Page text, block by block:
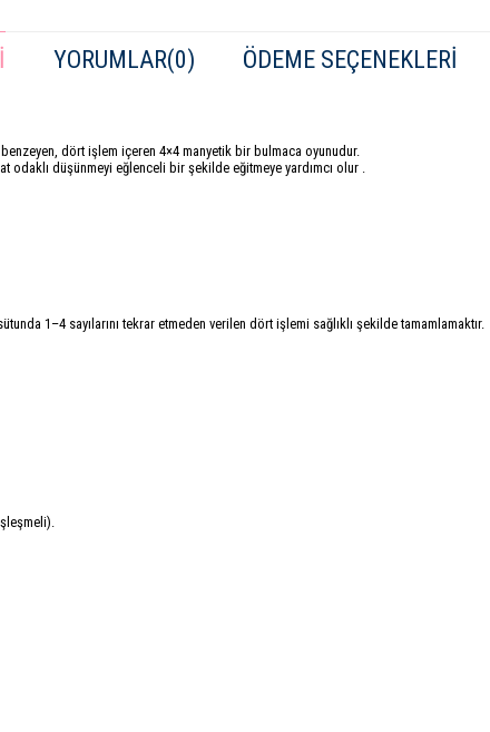
YORUMLAR(0) ÖDEME SEÇENEKLERI
dört işlem içeren 4×4 manyetik bir bulmaca oyunudur.
düşünmeyi eğlenceli bir şekilde eğitmeye yardımcı olur .
1–4 sayılarını tekrar etmeden verilen dört işlemi sağlıklı şekilde tamamlamaktır.